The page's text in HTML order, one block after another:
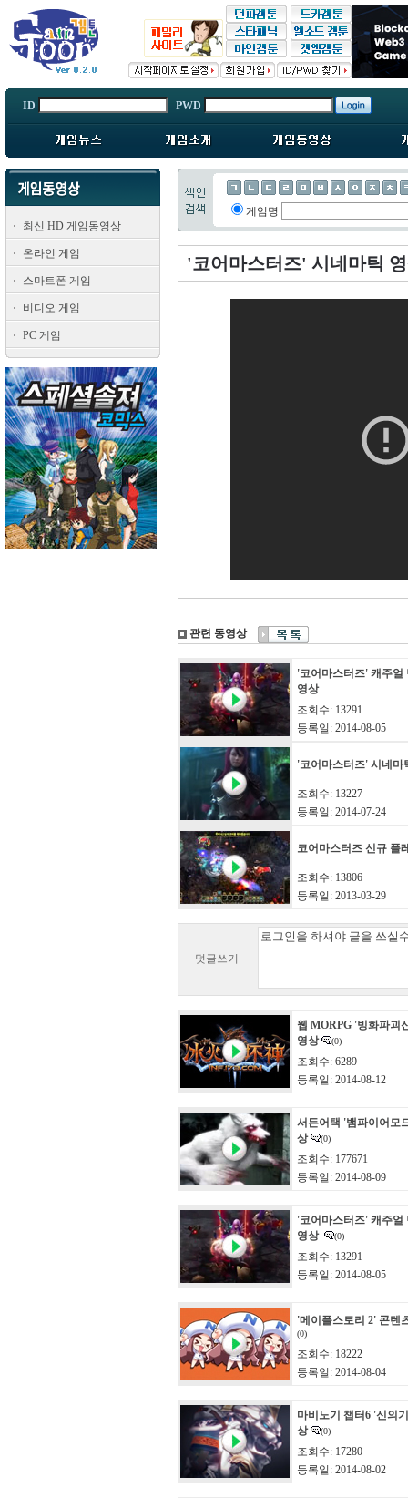
ID PWD
최신 HD 게임동영상
온라인 게임
스마트폰 게임
비디오 게임
PC 게임
게임명
'코어마스터즈' 시네마틱
관련 동영상
'코어마스터즈' 캐주얼
영상
조회수: 13291
등록일: 2014-08-05
'코어마스터즈' 시네마
조회수: 13227
등록일: 2014-07-24
코어마스터즈 신규 플
조회수: 13806
등록일: 2013-03-29
덧글쓰기
웹 MORPG '빙화파괴
영상
(0)
조회수: 6289
등록일: 2014-08-12
서든어택 '뱀파이어모
상
(0)
조회수: 177671
등록일: 2014-08-09
'코어마스터즈' 캐주얼
영상
(0)
조회수: 13291
등록일: 2014-08-05
'메이플스토리 2' 콘텐
(0)
조회수: 18222
등록일: 2014-08-04
마비노기 챕터6 '신의
상
(0)
조회수: 17280
등록일: 2014-08-02